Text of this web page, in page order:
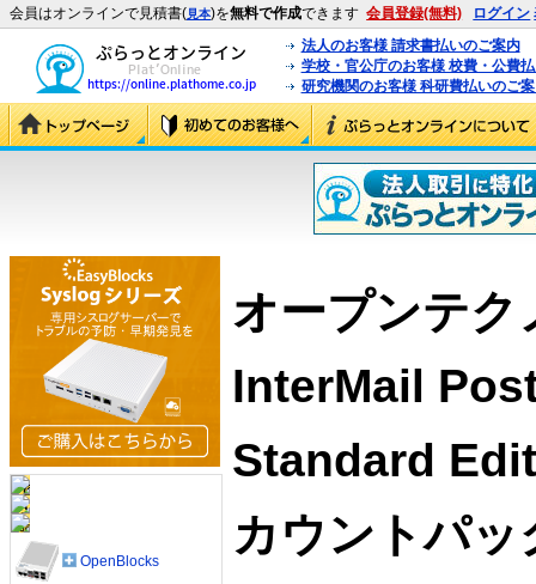
会員はオンラインで見積書(見本)を無料で作成できます 会員登録(無料) ログイン
法人のお客様 請求書払いのご案内
学校・官公庁のお客様 校費・公費
研究機関のお客様 科研費払いのご
オープンテク
InterMail
Standard
カウントパッ
OpenBlocks